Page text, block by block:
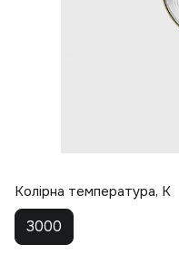
Колірна температура, K
3000